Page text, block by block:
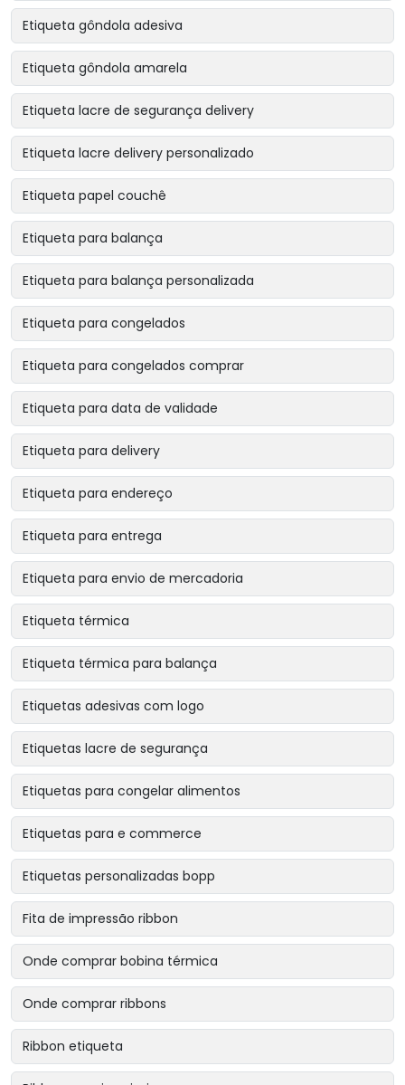
Etiqueta gôndola adesiva
Etiqueta gôndola amarela
Etiqueta lacre de segurança delivery
Etiqueta lacre delivery personalizado
Etiqueta papel couchê
Etiqueta para balança
Etiqueta para balança personalizada
Etiqueta para congelados
Etiqueta para congelados comprar
Etiqueta para data de validade
Etiqueta para delivery
Etiqueta para endereço
Etiqueta para entrega
Etiqueta para envio de mercadoria
Etiqueta térmica
Etiqueta térmica para balança
Etiquetas adesivas com logo
Etiquetas lacre de segurança
Etiquetas para congelar alimentos
Etiquetas para e commerce
Etiquetas personalizadas bopp
Fita de impressão ribbon
Onde comprar bobina térmica
Onde comprar ribbons
Ribbon etiqueta